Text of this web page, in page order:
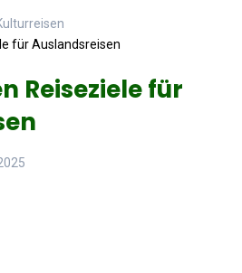
für Auslandsreisen
Reiseziele für